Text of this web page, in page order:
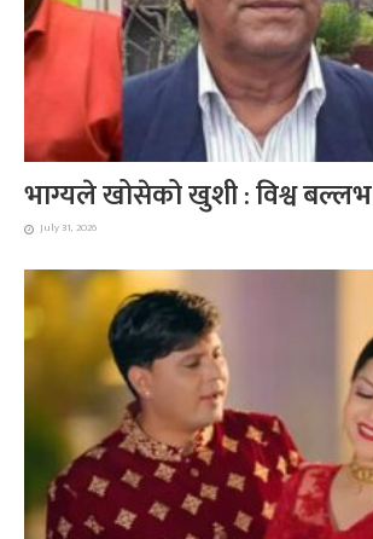
भाग्यले खोसेको खुशी : विश्व बल्लभ
July 31, 2026